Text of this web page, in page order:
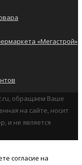
«Мегастрой»
обращаем Ваше
на сайте, носит
и не является
согласие на